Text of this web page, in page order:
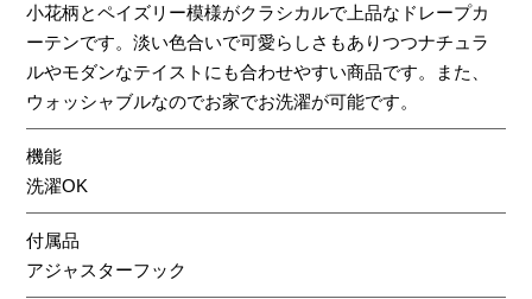
小花柄とペイズリー模様がクラシカルで上品なドレープカ
ーテンです。淡い色合いで可愛らしさもありつつナチュラ
ルやモダンなテイストにも合わせやすい商品です。また、
ウォッシャブルなのでお家でお洗濯が可能です。
機能
洗濯OK
付属品
アジャスターフック